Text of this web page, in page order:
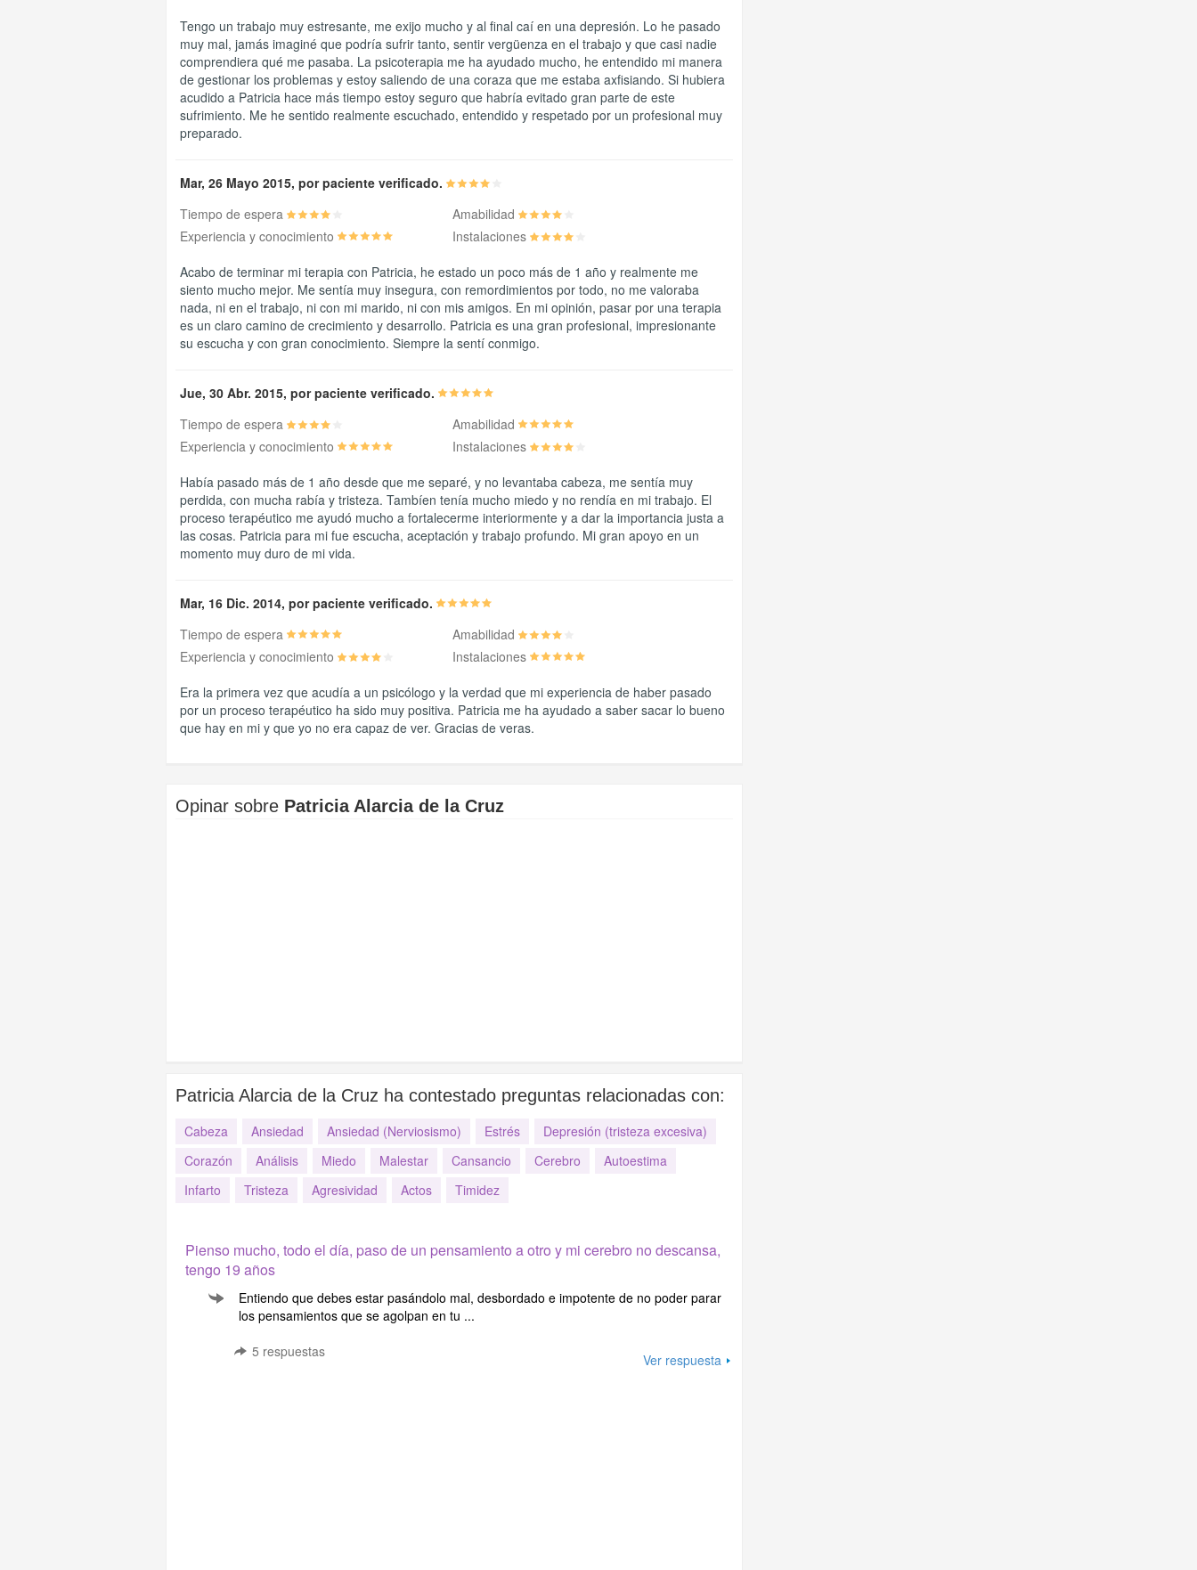
Tengo un trabajo muy estresante, me exijo mucho y al final caí en una depresión. Lo he pasado
muy mal, jamás imaginé que podría sufrir tanto, sentir vergüenza en el trabajo y que casi nadie
comprendiera qué me pasaba. La psicoterapia me ha ayudado mucho, he entendido mi manera
de gestionar los problemas y estoy saliendo de una coraza que me estaba axfisiando. Si hubiera
acudido a Patricia hace más tiempo estoy seguro que habría evitado gran parte de este
sufrimiento. Me he sentido realmente escuchado, entendido y respetado por un profesional muy
preparado.
Mar, 26 Mayo 2015, por paciente verificado.
Tiempo de espera
Amabilidad
Experiencia y conocimiento
Instalaciones
Acabo de terminar mi terapia con Patricia, he estado un poco más de 1 año y realmente me
siento mucho mejor. Me sentía muy insegura, con remordimientos por todo, no me valoraba
nada, ni en el trabajo, ni con mi marido, ni con mis amigos. En mi opinión, pasar por una terapia
es un claro camino de crecimiento y desarrollo. Patricia es una gran profesional, impresionante
su escucha y con gran conocimiento. Siempre la sentí conmigo.
Jue, 30 Abr. 2015, por paciente verificado.
Tiempo de espera
Amabilidad
Experiencia y conocimiento
Instalaciones
Había pasado más de 1 año desde que me separé, y no levantaba cabeza, me sentía muy
perdida, con mucha rabía y tristeza. Tambíen tenía mucho miedo y no rendía en mi trabajo. El
proceso terapéutico me ayudó mucho a fortalecerme interiormente y a dar la importancia justa a
las cosas. Patricia para mi fue escucha, aceptación y trabajo profundo. Mi gran apoyo en un
momento muy duro de mi vida.
Mar, 16 Dic. 2014, por paciente verificado.
Tiempo de espera
Amabilidad
Experiencia y conocimiento
Instalaciones
Era la primera vez que acudía a un psicólogo y la verdad que mi experiencia de haber pasado
por un proceso terapéutico ha sido muy positiva. Patricia me ha ayudado a saber sacar lo bueno
que hay en mi y que yo no era capaz de ver. Gracias de veras.
Opinar sobre Patricia Alarcia de la Cruz
Patricia Alarcia de la Cruz ha contestado preguntas relacionadas con:
Cabeza Ansiedad Ansiedad (Nerviosismo) Estrés
Depresión (tristeza excesiva)
Corazón
Análisis Miedo Malestar Cansancio Cerebro
Autoestima
Infarto
Tristeza Agresividad Actos Timidez
Pienso mucho, todo el día, paso de un pensamiento a otro y mi cerebro no descansa,
tengo 19 años
Entiendo que debes estar pasándolo mal, desbordado e impotente de no poder parar
los pensamientos que se agolpan en tu ...
5 respuestas Ver respuesta